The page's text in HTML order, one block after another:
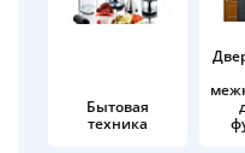
Бытовая
техника
8